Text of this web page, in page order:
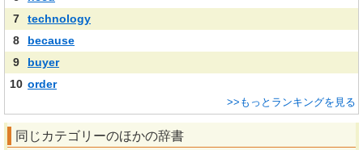
7
technology
8
because
9
buyer
10 order
>>もっとランキングを見る
同じカテゴリーのほかの辞書